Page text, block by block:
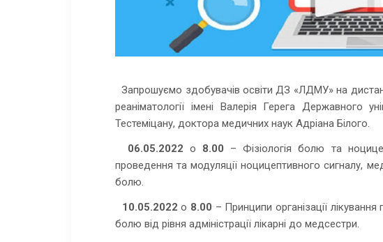
Запрошуємо здобувачів освіти ДЗ «ЛДМУ» на
реаніматології імені Валерія Герега Державного
Тестеміцану, доктора медичних наук Адріана Білого.
06.05.2022 о 8.00 – Фізіологія болю та
проведення та модуляції ноцицептивного сигналу,
болю.
10.05.2022 о 8.00 – Принципи організації
болю від рівня адміністрації лікарні до медсестри.